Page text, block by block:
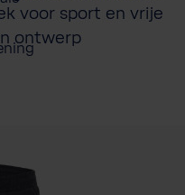
voor sport en vrije
ontwerp